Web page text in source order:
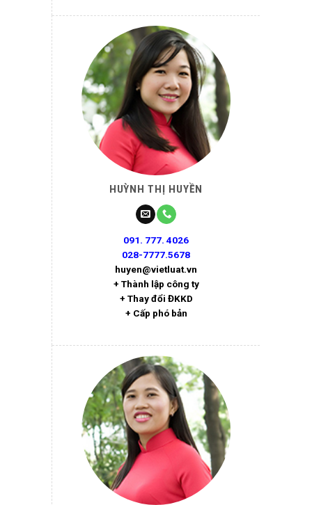
HUỲNH THỊ HUYỀN
091. 777. 4026
028-7777.5678
huyen@vietluat.vn
+ Thành lập công ty
+ Thay đổi ĐKKD
+ Cấp phó bản